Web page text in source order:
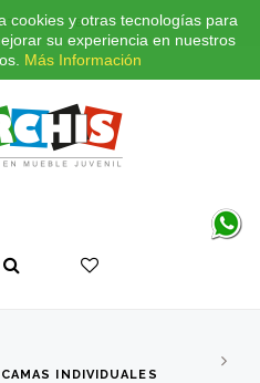
cookies y otras tecnologías para
su experiencia en nuestros
Más Información
BLOG
INDIVIDUALES